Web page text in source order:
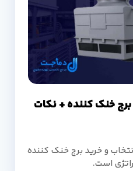
خنک کننده + نکات
و خرید برج خنک کننده
است.